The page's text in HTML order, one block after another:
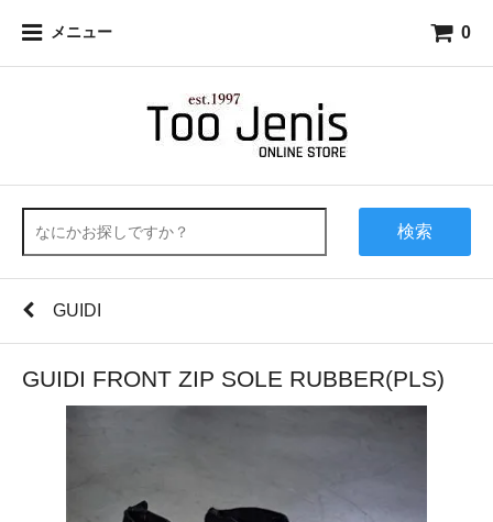
メニュー 0
検索
GUIDI
GUIDI FRONT ZIP SOLE RUBBER(PLS)